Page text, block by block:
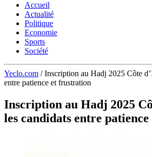
Accueil
Actualité
Politique
Economie
Sports
Société
Yeclo.com / Inscription au Hadj 2025 Côte
entre patience et frustration
Inscription au Hadj 2025
les candidats entre